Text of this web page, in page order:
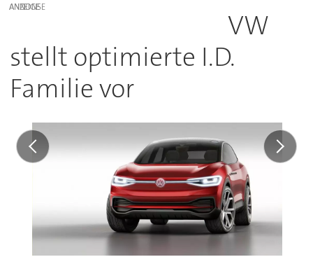
ANZEIGE
VW
stellt optimierte I.D.
Familie vor